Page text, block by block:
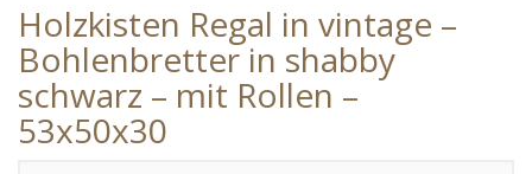
Holzkisten Regal in vintage –
Bohlenbretter in shabby
schwarz – mit Rollen –
53x50x30